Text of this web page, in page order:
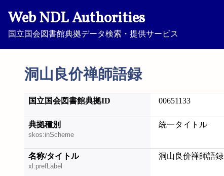
Web NDL Authorities
国立国会図書館典拠データ検索・提供サービス
洞山良价禅師語録
国立国会図書館典拠ID 00651133
典拠種別
skos:inScheme
統一タイトル
名称/タイトル
xl:prefLabel
洞山良价禅師語録